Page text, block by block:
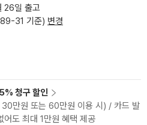
26일 출고
31 기준) 변경
청구 할인
만원 또는 60만원 이용 시) / 카드 발
어도 최대 1만원 혜택 제공